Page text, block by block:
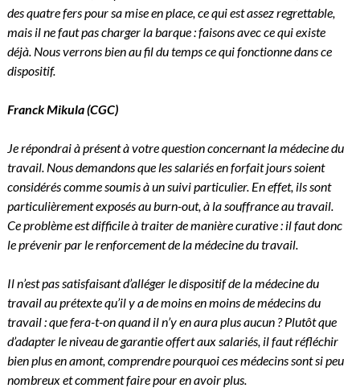
des quatre fers pour sa mise en place, ce qui est assez regrettable,
mais il ne faut pas charger la barque : faisons avec ce qui existe
déjà. Nous verrons bien au fil du temps ce qui fonctionne dans ce
dispositif.
Franck Mikula(CGC)
Je répondrai à présent à votre question concernant la médecine du
travail. Nous demandons que les salariés en forfait jours soient
considérés comme soumis à un suivi particulier. En effet, ils sont
particulièrement exposés au burn-out, à la souffrance au travail.
Ce problème est difficile à traiter de manière curative : il faut donc
le prévenir par le renforcement de la médecine du travail.
Il n’est pas satisfaisant d’alléger le dispositif de la médecine du
travail au prétexte qu’il y a de moins en moins de médecins du
travail : que fera-t-on quand il n’y en aura plus aucun ? Plutôt que
d’adapter le niveau de garantie offert aux salariés, il faut réfléchir
bien plus en amont, comprendre pourquoi ces médecins sont si peu
nombreux et comment faire pour en avoir plus.